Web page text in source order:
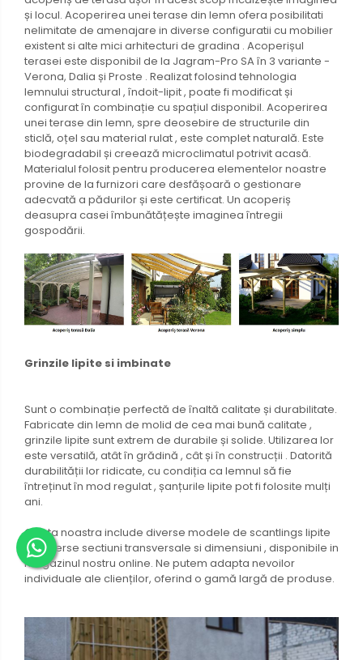
și locul. Acoperirea unei terase din lemn ofera posibilitati
nelimitate de amenajare in diverse configuratii cu mobilier
existent si alte mici arhitecturi de gradina . Acoperișul
terasei este disponibil de la Jagram-Pro SA în 3 variante -
Verona, Dalia și Proste . Realizat folosind tehnologia
lemnului structural , îndoit-lipit , poate fi modificat și
configurat în combinație cu spațiul disponibil. Acoperirea
unei terase din lemn, spre deosebire de structurile din
sticlă, oțel sau material rulat , este complet naturală. Este
biodegradabil și creează microclimatul potrivit acasă.
Materialul folosit pentru producerea elementelor noastre
provine de la furnizori care desfășoară o gestionare
adecvată a pădurilor și este certificat. Un acoperiș
deasupra casei îmbunătățește imaginea întregii
gospodării.
Grinzile lipite si imbinate
Sunt o combinație perfectă de înaltă calitate și durabilitate.
Fabricate din lemn de molid de cea mai bună calitate ,
grinzile lipite sunt extrem de durabile și solide. Utilizarea lor
este versatilă, atât în ​​grădină , cât și în construcții . Datorită
durabilității lor ridicate, cu condiția ca lemnul să fie
întreținut în mod regulat , șanțurile lipite pot fi folosite mulți
ani.
Oferta noastra include diverse modele de scantlings lipite
cu diverse sectiuni transversale si dimensiuni , disponibile in
magazinul nostru online. Ne putem adapta nevoilor
individuale ale clienților, oferind o gamă largă de produse.